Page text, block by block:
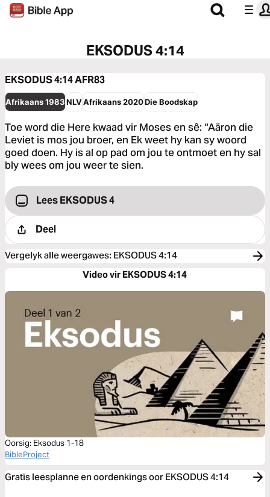
EKSODUS 4:14
EKSODUS 4:14AFR83
Afrikaans 1983NLVAfrikaans 2020Die Boodskap
Toe word die Here kwaad vir Moses en sê: “Aäron die
Leviet is mos jou broer, en Ek weet hy kan sy woord
goed doen. Hy is al op pad om jou te ontmoet en hy sal
bly wees om jou weer te sien.
Lees EKSODUS 4
Deel
Vergelyk alle weergawes: EKSODUS 4:14
Video vir EKSODUS 4:14
Oorsig: Eksodus 1-18
BibleProject
Gratis leesplanne en oordenkings oor EKSODUS 4:14